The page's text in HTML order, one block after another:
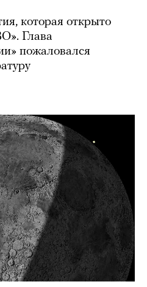
которая открыто
Глава
пожаловался